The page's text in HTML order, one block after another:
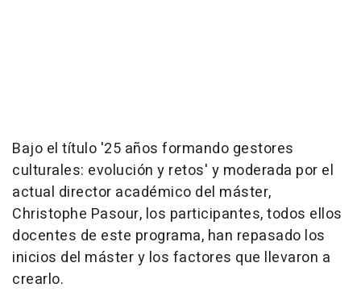
Bajo el título '25 años formando gestores
culturales: evolución y retos' y moderada por el
actual director académico del máster,
Christophe Pasour, los participantes, todos ellos
docentes de este programa, han repasado los
inicios del máster y los factores que llevaron a
crearlo.